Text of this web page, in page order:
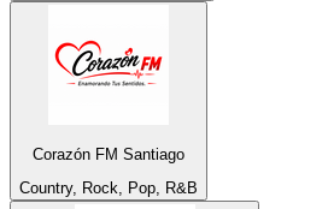
Corazón FM Santiago
Country, Rock, Pop, R&B